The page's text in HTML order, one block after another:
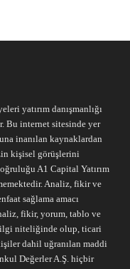
yatırım danışmanlığı
Bu internet sitesinde yer
inanılan kaynaklardan
kişisel görüşlerini
A1 Capital Yatırım
Analiz, fikir ve
sağlama amacı
fikir, yorum, tablo ve
niteliğinde olup, ticari
dahil uğranılan maddi
Değerler A.Ş. hiçbir